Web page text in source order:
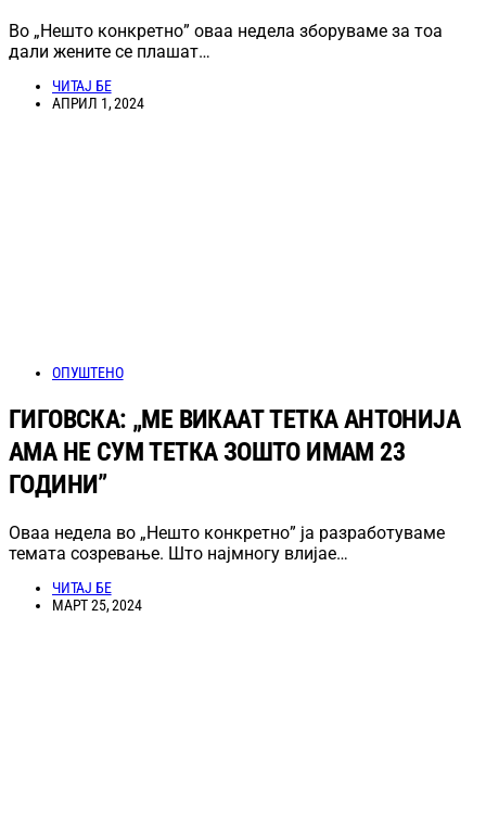
Во „Нешто конкретно” оваа недела зборуваме за тоа
дали жените се плашат…
ЧИТАЈ БЕ
АПРИЛ 1, 2024
ОПУШТЕНО
ГИГОВСКА: „МЕ ВИКААТ ТЕТКА АНТОНИЈА
АМА НЕ СУМ ТЕТКА ЗОШТО ИМАМ 23
ГОДИНИ”
Оваа недела во „Нешто конкретно” ја разработуваме
темата созревање. Што најмногу влијае…
ЧИТАЈ БЕ
МАРТ 25, 2024